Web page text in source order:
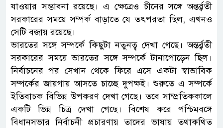
যাওয়ার সম্ভাবনা রয়েছে। এ ক্ষেত্রেও চীনের সঙ্গে অন্তর্র্বতী
সরকারের সময়ে সম্পর্ক বাড়াতে যে তৎপরতা ছিল, এখনও
সেটি বজায় রয়েছে।
ভারতের সঙ্গে সম্পর্কে কিছুটা নতুনত্ব দেখা গেছে। অন্তর্র্বতী
সরকারের সময়ে ভারতের সঙ্গে সম্পর্কে টানাপোড়েন ছিল।
নির্বাচনের পর সেখান থেকে ফিরে এসে একটা স্বাভাবিক
সম্পর্কের জায়গায় আসতে চাচ্ছে দুপক্ষই। শুরুতে এ সম্পর্কে
ইতিবাচক বিভিন্ন উপকরণ দেখা গেছে। তবে সাম্প্রতিককালে
একটি ভিন্ন চিত্র দেখা গেছে। বিশেষ করে পশ্চিমবঙ্গে
বিধানসভার নির্বাচনী প্রচারণায় তাদের ভাষায় তথাকথিত